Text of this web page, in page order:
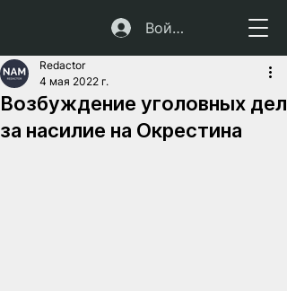
Войти
Возбуждение уголовных дел
за насилие на Окрестина
Redactor
4 мая 2022 г.